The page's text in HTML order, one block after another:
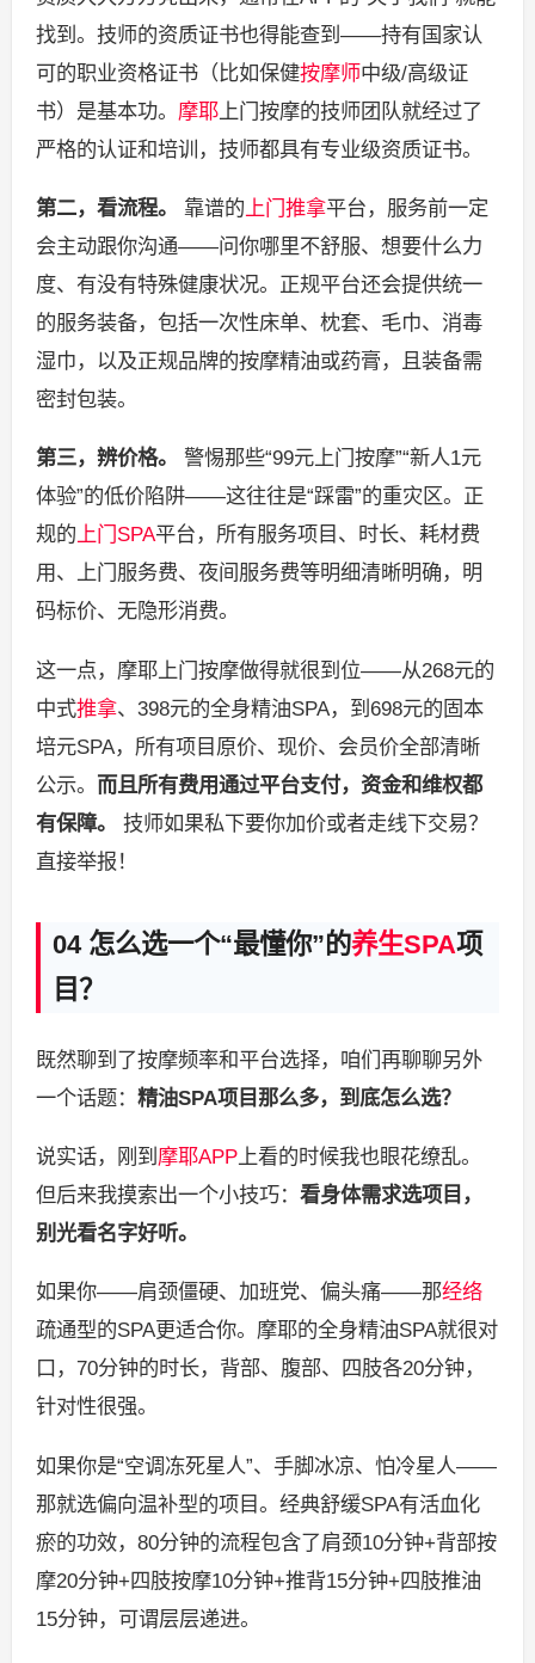
找到。技师的资质证书也得能查到——持有国家认
可的职业资格证书（比如保健按摩师中级/高级证
书）是基本功。 摩耶上门按摩的技师团队就经过了
严格的认证和培训，技师都具有专业级资质证书。
第二，看流程。 靠谱的上门推拿平台，服务前一定
会主动跟你沟通——问你哪里不舒服、想要什么力
度、有没有特殊健康状况。正规平台还会提供统一
的服务装备，包括一次性床单、枕套、毛巾、消毒
湿巾，以及正规品牌的按摩精油或药膏，且装备需
密封包装。
第三，辨价格。
警惕那些“99元上门按摩”“新人1元
体验”的低价陷阱——这往往是“踩雷”的重灾区。正
规的上门SPA平台，所有服务项目、时长、耗材费
用、上门服务费、夜间服务费等明细清晰明确，明
码标价、无隐形消费。
这一点，摩耶上门按摩做得就很到位——从268元的
中式推拿、398元的全身精油SPA，到698元的固本
培元SPA，所有项目原价、现价、会员价全部清晰
公示。 而且所有费用通过平台支付，资金和维权都
有保障。
技师如果私下要你加价或者走线下交易？
直接举报！
04 怎么选一个“最懂你”的养生SPA项
目？
既然聊到了按摩频率和平台选择，咱们再聊聊另外
一个话题： 精油SPA项目那么多，到底怎么选？
说实话，刚到 摩耶APP上看的时候我也眼花缭乱。
但后来我摸索出一个小技巧： 看身体需求选项目，
别光看名字好听。
如果你——肩颈僵硬、加班党、偏头痛——那经络
疏通型的SPA更适合你。摩耶的全身精油SPA就很对
口，70分钟的时长，背部、腹部、四肢各20分钟，
针对性很强。
如果你是“空调冻死星人”、手脚冰凉、怕冷星人——
那就选偏向温补型的项目。经典舒缓SPA有活血化
瘀的功效，80分钟的流程包含了肩颈10分钟+背部按
摩20分钟+四肢按摩10分钟+推背15分钟+四肢推油
15分钟，可谓层层递进。